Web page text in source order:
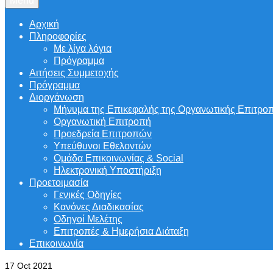
Αρχική
Πληροφορίες
Με λίγα λόγια
Πρόγραμμα
Αιτήσεις Συμμετοχής
Πρόγραμμα
Διοργάνωση
Μήνυμα της Επικεφαλής της Οργανωτικής
Οργανωτική Επιτροπή
Προεδρεία Επιτροπών
Υπεύθυνοι Εθελοντών
Ομάδα Επικοινωνίας & Social
Ηλεκτρονική Υποστήριξη
Προετοιμασία
Γενικές Οδηγίες
Κανόνες Διαδικασίας
Οδηγοί Μελέτης
Επιτροπές & Ημερήσια Διάταξη
Επικοινωνία
17 Oct 2021